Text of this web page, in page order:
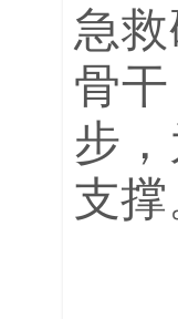
急
骨
步
支